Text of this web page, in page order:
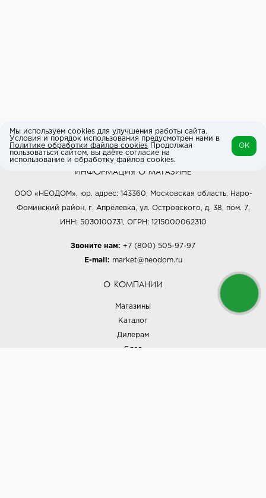
ИНФОРМАЦИЯ О МАГАЗИНЕ
ООО «НЕОДОМ», юр. адрес: 143360, Московская область, Наро-
Фоминский район, г. Апрелевка, ул. Островского, д. 38, пом. 7,
ИНН: 5030100731, ОГРН: 1215000062310
Звоните нам: +7 (800) 505-97-97
E-mail: market@neodom.ru
О КОМПАНИИ
Магазины
Каталог
Дилерам
Блог
Мы используем cookies для улучшения работы сайта.
Условия и порядок использования предусмотрен нами в
Политике обработки файлов cookies Продолжая
пользоваться сайтом, вы даёте согласие на
использование и обработку файлов cookies.
OK